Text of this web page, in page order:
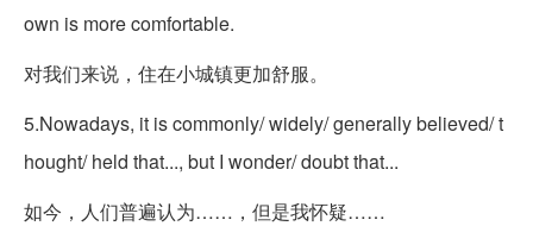
own is more comfortable.
对我们来说，住在小城镇更加舒服。
5.Nowadays, it is commonly/ widely/ generally believed/ t
hought/ held that..., but I wonder/ doubt that...
如今，人们普遍认为……，但是我怀疑……